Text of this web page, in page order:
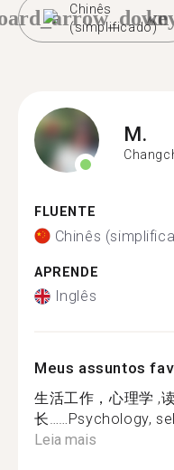
Chinês
(simplificado)
M.
FLUENTE
Chinês
APRENDE
Inglês
Meus assuntos
生活工作，心理学 ,
长……Psychology,
Leia mais